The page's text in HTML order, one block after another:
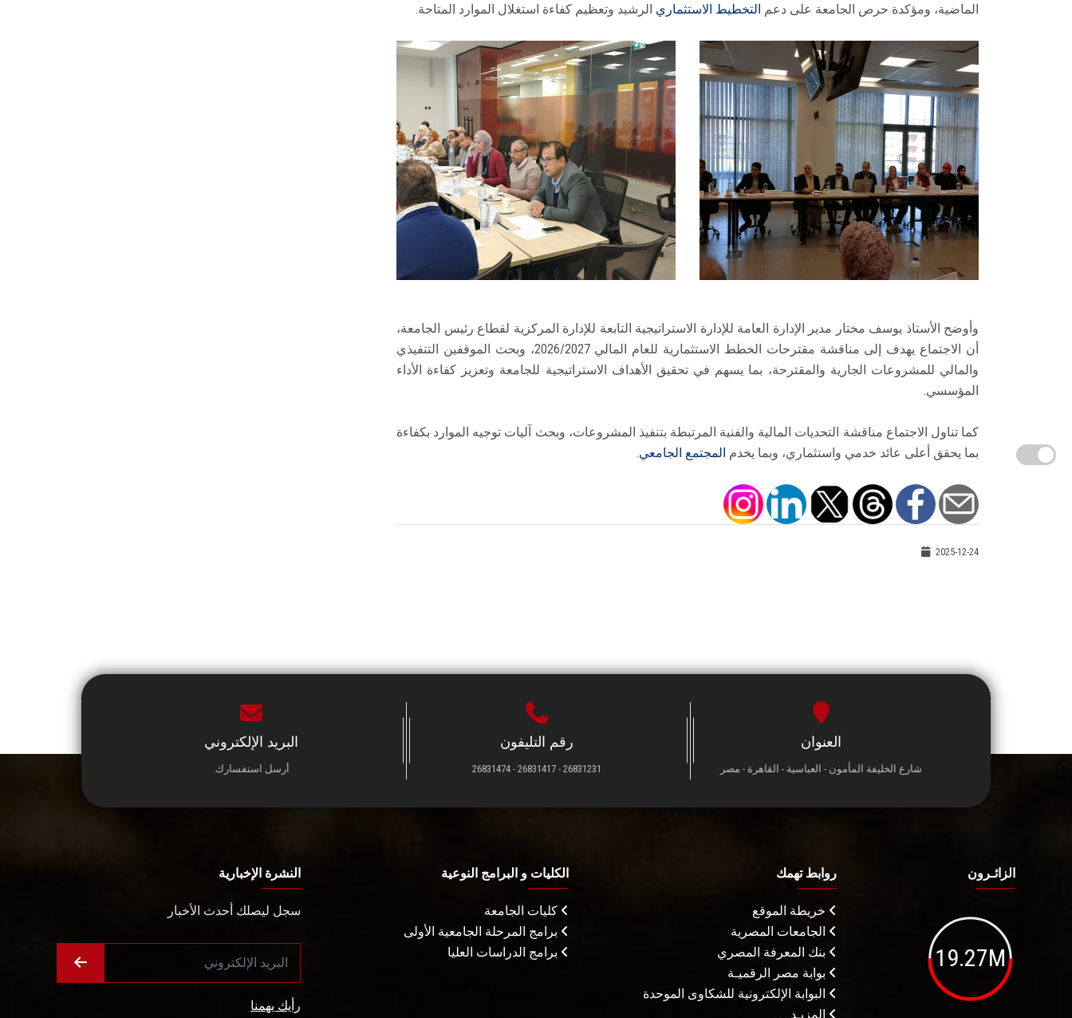
الماضية، ومؤكدة حرص الجامعة على دعم التخطيط الاستثماري الرشيد وتعظيم كفاءة استغلال الموارد المتاحة.
وأوضح الأستاذ يوسف مختار مدير الإدارة العامة للإدارة الاستراتيجية التابعة للإدارة المركزية لقطاع رئيس الجامعة،
أن الاجتماع يهدف إلى مناقشة مقترحات الخطط الاستثمارية للعام المالي 2026/2027، وبحث الموقفين التنفيذي
والمالي للمشروعات الجارية والمقترحة، بما يسهم في تحقيق الأهداف الاستراتيجية للجامعة وتعزيز كفاءة الأداء
المؤسسي.
كما تناول الاجتماع مناقشة التحديات المالية والفنية المرتبطة بتنفيذ المشروعات، وبحث آليات توجيه الموارد بكفاءة
بما يحقق أعلى عائد خدمي واستثماري، وبما يخدم المجتمع الجامعي.
2025-12-24
العنوان
شارع الخليفة المأمون - العباسية - القاهرة - مصر
رقم التليفون
26831231 - 26831417 - 26831474
البريد الإلكتروني
أرسل استفسارك.
الزائـرون
19.27M
روابط تهمك
خريطة الموقع
الجامعات المصرية
بنك المعرفة المصري
بوابة مصر الرقميـة
البوابة الإلكترونية للشكاوى الموحدة
المزيـد . . .
الكليات و البرامج النوعية
كليات الجامعة
برامج المرحلة الجامعية الأولى
برامج الدراسات العليا
النشرة الإخبارية
سجل ليصلك أحدث الأخبار
رأيك يهمنا